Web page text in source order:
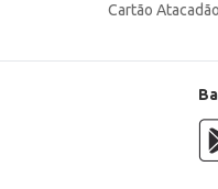
Cartão Atacadão